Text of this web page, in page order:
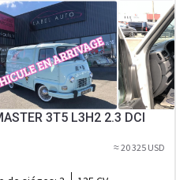
3T5 L3H2 2.3 DCI
≈ 20 325 USD